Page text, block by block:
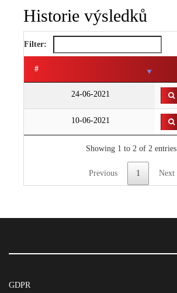
Historie výsledků
Filter:
#
24-06-2021
10-06-2021
Showing 1 to 2 of 2 entries
Previous 1 Next
GDPR